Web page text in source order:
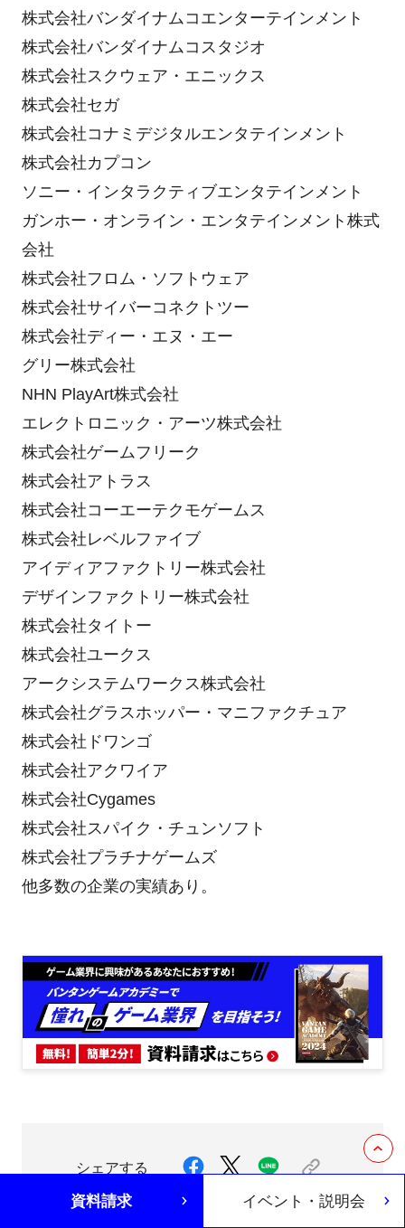
株式会社バンダイナムコエンターテインメント
株式会社バンダイナムコスタジオ
株式会社スクウェア・エニックス
株式会社セガ
株式会社コナミデジタルエンタテインメント
株式会社カプコン
ソニー・インタラクティブエンタテインメント
ガンホー・オンライン・エンタテインメント株式
会社
株式会社フロム・ソフトウェア
株式会社サイバーコネクトツー
株式会社ディー・エヌ・エー
グリー株式会社
NHN PlayArt株式会社
エレクトロニック・アーツ株式会社
株式会社ゲームフリーク
株式会社アトラス
株式会社コーエーテクモゲームス
株式会社レベルファイブ
アイディアファクトリー株式会社
デザインファクトリー株式会社
株式会社タイトー
株式会社ユークス
アークシステムワークス株式会社
株式会社グラスホッパー・マニファクチュア
株式会社ドワンゴ
株式会社アクワイア
株式会社Cygames
株式会社スパイク・チュンソフト
株式会社プラチナゲームズ
他多数の企業の実績あり。
シェアする
資料請求 イベント・説明会